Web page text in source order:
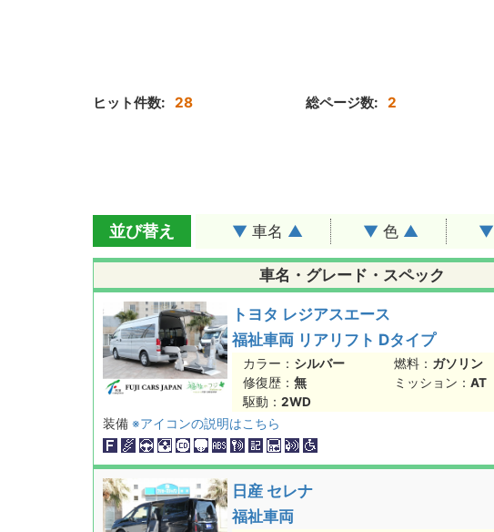
ヒット件数: 28 総ページ数: 2
並び替え ▼ 車名 ▲ ▼ 色 ▲ ▼
車名・グレード・スペック
トヨタ レジアスエース
福祉車両 リアリフト Dタイプ
カラー： シルバー 燃料： ガソリン
修復歴： 無 ミッション： AT
駆動： 2WD
装備 ※アイコンの説明はこちら
日産 セレナ
福祉車両